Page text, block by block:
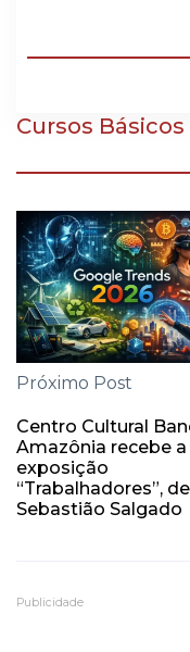
Cursos
Próximo Post
Centro Cultural
Amazônia recebe a
exposição
“Trabalhadores”, de
Sebastião Salgado
Publicidade